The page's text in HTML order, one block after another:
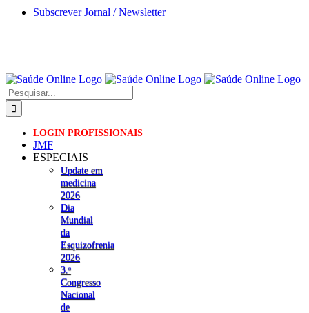
Skip
Subscrever Jornal / Newsletter
Pesquisar
LOGIN PROFISSIONAIS
JMF
ESPECIAIS
Update em
medicina
2026
Dia
Mundial
da
Esquizofrenia
2026
3.ᵒ
Congresso
Nacional
de